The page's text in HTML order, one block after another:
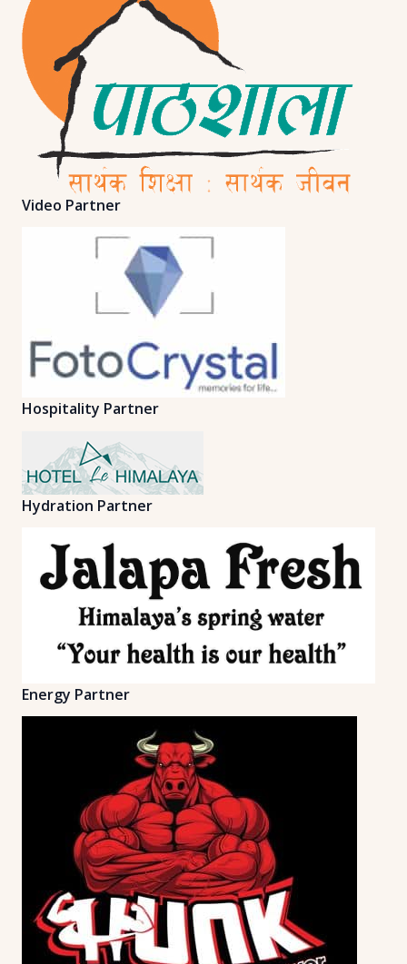
Video Partner
Hospitality Partner
Hydration Partner
Energy Partner